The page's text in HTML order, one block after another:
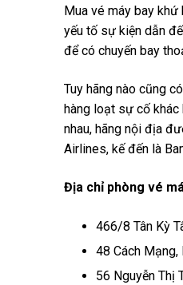
Mua vé máy bay
yếu tố sự kiện dẫn
để có chuyến bay
Tuy hãng nào cũng
hàng loạt sự cố khác
nhau, hãng nội địa
Airlines, kế đến là
Địa chỉ phòng vé
466/8 Tân Kỳ
48 Cách Mạng,
56 Nguyễn Thị